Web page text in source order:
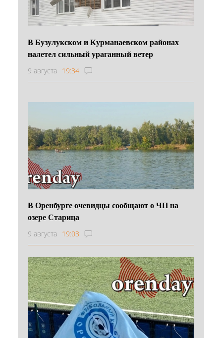
В Бузулукском и Курманаевском районах
налетел сильный ураганный ветер
9 августа 19:34
В Оренбурге очевидцы сообщают о ЧП на
озере Старица
9 августа 19:03